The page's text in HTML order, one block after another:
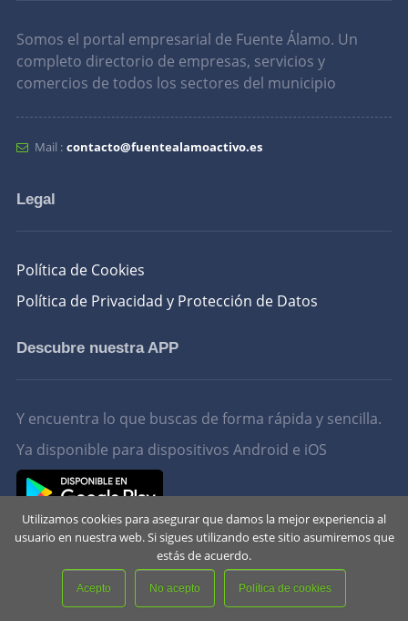
Somos el portal empresarial de Fuente Álamo. Un
completo directorio de empresas, servicios y
comercios de todos los sectores del municipio
Mail : contacto@fuentealamoactivo.es
Legal
Política de Cookies
Política de Privacidad y Protección de Datos
Descubre nuestra APP
Y encuentra lo que buscas de forma rápida y sencilla.
Ya disponible para dispositivos Android e iOS
Utilizamos cookies para asegurar que damos la mejor experiencia al
usuario en nuestra web. Si sigues utilizando este sitio asumiremos que
estás de acuerdo.
Acepto No acepto Política de cookies